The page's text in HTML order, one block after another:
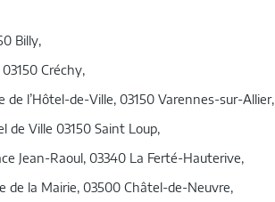
Billy,
Créchy,
de l’Hôtel-de-Ville, 03150 Varennes-sur-Allier,
de Ville 03150 Saint Loup,
Jean-Raoul, 03340 La Ferté-Hauterive,
de la Mairie, 03500 Châtel-de-Neuvre,